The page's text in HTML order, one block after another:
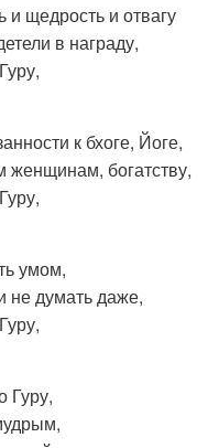
щедрость и отвагу
в награду,
к бхоге, Йоге,
богатству,
умом,
не думать даже,
Гуру,